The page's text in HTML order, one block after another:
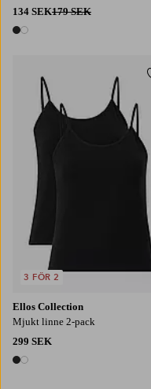
134 SEK179 SEK
2 färger
Ellos Collection
Mjukt linne 2-pack
299 SEK
2 färger
3 FÖR 2
LXL